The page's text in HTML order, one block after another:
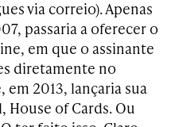
via correio). Apenas
passaria a oferecer o
em que o assinante
diretamente no
2013, lançaria sua
of Cards. Ou